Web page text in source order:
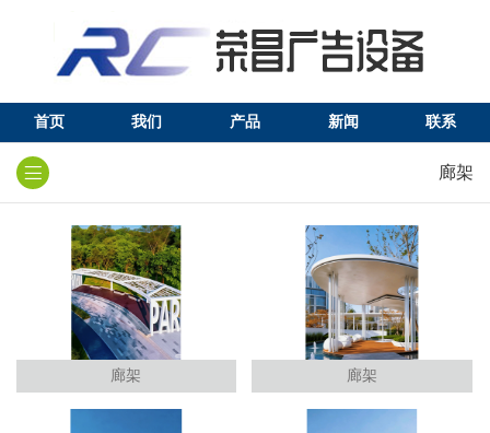
首页 我们 产品 新闻 联系
廊架
廊架 廊架